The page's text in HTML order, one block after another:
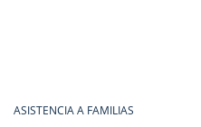
ASISTENCIA A FAMILIAS